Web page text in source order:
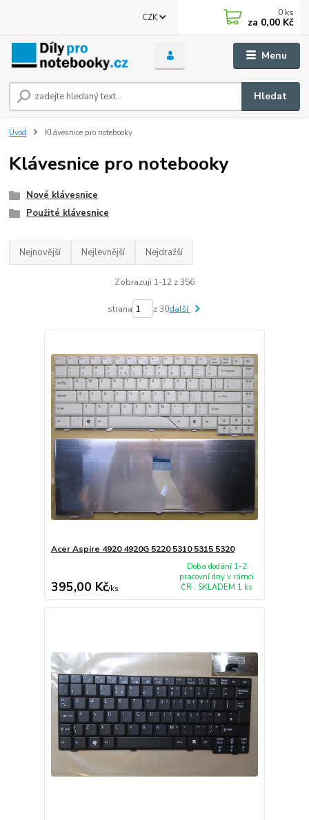
Menu
CZK
Hledat
0 ks
za 0,00 Kč
Úvod Klávesnice pro notebooky
Klávesnice pro notebooky
Nové klávesnice
Použité klávesnice
Nejnovější Nejlevnější Nejdražší
Zobrazuji 1-12 z 356
strana z 30další
Acer Aspire 4920 4920G 5220 5310 5315 5320
395,00 Kč/ks
Doba dodání 1-2
pracovní dny v rámci
ČR , SKLADEM 1 ks